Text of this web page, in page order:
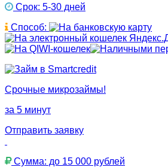
Срок: 5-30 дней
Способ:
Срочные микрозаймы!
за 5 минут
Отправить заявку
Сумма: до 15 000 рублей